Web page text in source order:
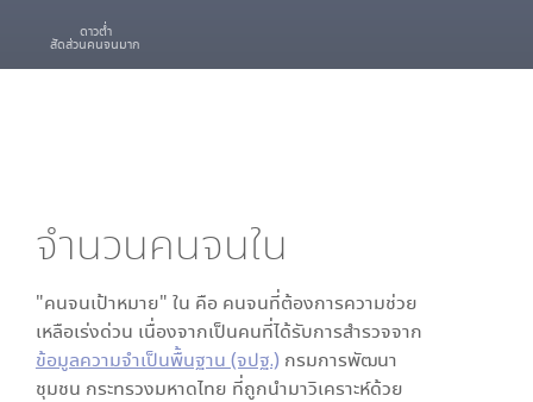
ดาวต่ำ
สัดส่วนคนจนมาก
จำนวนคนจนใน
"คนจนเป้าหมาย" ใน คือ คนจนที่ต้องการความช่วย
เหลือเร่งด่วน เนื่องจากเป็นคนที่ได้รับการสำรวจจาก
ข้อมูลความจำเป็นพื้นฐาน (จปฐ.) กรมการพัฒนา
ชุมชน กระทรวงมหาดไทย ที่ถูกนำมาวิเคราะห์ด้วย